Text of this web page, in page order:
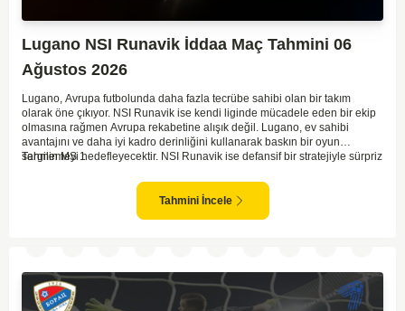
Lugano NSI Runavik İddaa Maç Tahmini 06
Ağustos 2026
Lugano, Avrupa futbolunda daha fazla tecrübe sahibi olan bir takım
olarak öne çıkıyor. NSI Runavik ise kendi liginde mücadele eden bir ekip
olmasına rağmen Avrupa rekabetine alışık değil. Lugano, ev sahibi
avantajını ve daha iyi kadro derinliğini kullanarak baskın bir oyun
sergilemeyi hedefleyecektir. NSI Runavik ise defansif bir stratejiyle sürpriz
kazanma ihtimali oldukça yüksek görünüyor. İki takım arasındaki kalite
farkı göz önüne alındığında, Lugano galibiyete yakın olan taraftır.
Tahmin MS 1
Tahmini İncele